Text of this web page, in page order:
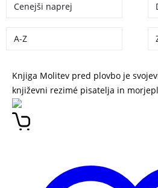
Cenejši naprej
A-Z
Knjiga Molitev pred plovbo je
književni rezimé pisatelja in